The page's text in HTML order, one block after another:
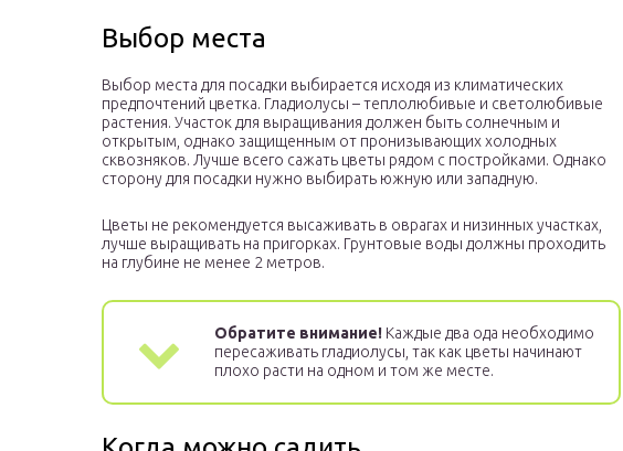
Выбор места
Выбор места для посадки выбирается исходя из климатических
предпочтений цветка. Гладиолусы – теплолюбивые и светолюбивые
растения. Участок для выращивания должен быть солнечным и
открытым, однако защищенным от пронизывающих холодных
сквозняков. Лучше всего сажать цветы рядом с постройками. Однако
сторону для посадки нужно выбирать южную или западную.
Цветы не рекомендуется высаживать в оврагах и низинных участках,
лучше выращивать на пригорках. Грунтовые воды должны проходить
на глубине не менее 2 метров.
Обратите внимание! Каждые два ода необходимо
пересаживать гладиолусы, так как цветы начинают
плохо расти на одном и том же месте.